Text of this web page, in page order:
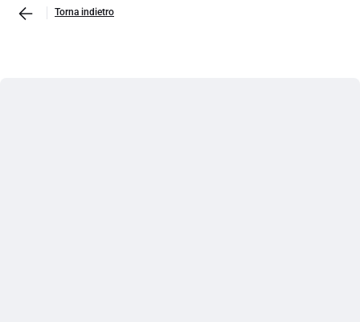
Torna indietro